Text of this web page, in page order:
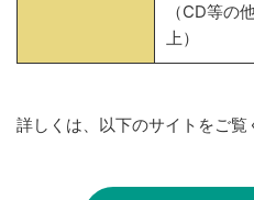
（CD等の
上）
詳しくは、以下のサイトをご覧